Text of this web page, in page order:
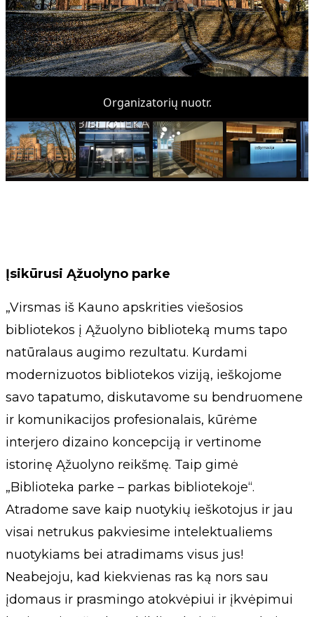
Organizatorių nuotr.
Įsikūrusi Ąžuolyno parke
„Virsmas iš Kauno apskrities viešosios
bibliotekos į Ąžuolyno biblioteką mums tapo
natūralaus augimo rezultatu. Kurdami
modernizuotos bibliotekos viziją, ieškojome
savo tapatumo, diskutavome su bendruomene
ir komunikacijos profesionalais, kūrėme
interjero dizaino koncepciją ir vertinome
istorinę Ąžuolyno reikšmę. Taip gimė
„Biblioteka parke – parkas bibliotekoje“.
Atradome save kaip nuotykių ieškotojus ir jau
visai netrukus pakviesime intelektualiems
nuotykiams bei atradimams visus jus!
Neabejoju, kad kiekvienas ras ką nors sau
įdomaus ir prasmingo atokvėpiui ir įkvėpimui